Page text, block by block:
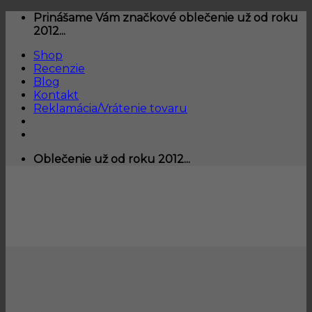
Skip
Prinášame Vám značkové oblečenie už od roku
2012...
Shop
Recenzie
Blog
Kontakt
Reklamácia/Vrátenie tovaru
Oblečenie už od roku 2012...